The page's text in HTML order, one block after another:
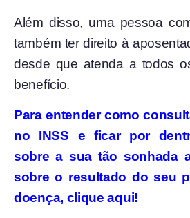
Além disso, uma pessoa
também ter direito à
desde que atenda a todos
benefício.
Para entender como
no INSS e ficar por
sobre a sua tão sonhada
sobre o resultado do seu
doença, clique aqui!